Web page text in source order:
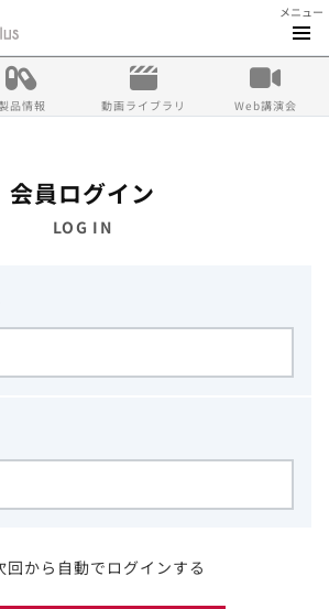
メニュー
品情報 動画ライブラリ Web講演会
会員ログイン
LOG IN
回から自動でログインする